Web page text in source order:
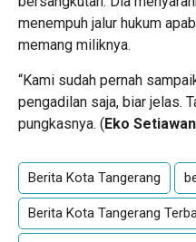
menempuh jalur hukum
memang miliknya.
“Kami sudah pernah
pengadilan saja, biar jelas.
pungkasnya. ( Eko
Berita Kota Tangerang
Berita Kota Tangerang